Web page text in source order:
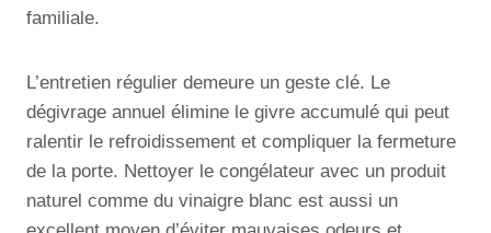
familiale.
L’entretien régulier demeure un geste clé. Le
dégivrage annuel élimine le givre accumulé qui peut
ralentir le refroidissement et compliquer la fermeture
de la porte. Nettoyer le congélateur avec un produit
naturel comme du vinaigre blanc est aussi un